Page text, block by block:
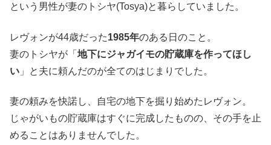
という男性が妻のトシヤ(Tosya)と暮らしていました。
レヴォンが44歳だった1985年のある日のこと。
妻のトシヤが「 地下にジャガイモの貯蔵庫を作ってほし
い 」と夫に頼んだのが全てのはじまりでした。
妻の頼みを快諾し、自宅の地下を掘り始めたレヴォン。
じゃがいもの貯蔵庫はすぐに完成したものの、その手を止
めることはありませんでした。